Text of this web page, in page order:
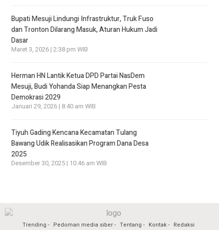
Bupati Mesuji Lindungi Infrastruktur, Truk Fuso
dan Tronton Dilarang Masuk, Aturan Hukum Jadi
Dasar
Maret 3, 2026 | 2:38 pm WIB
Herman HN Lantik Ketua DPD Partai NasDem
Mesuji, Budi Yohanda Siap Menangkan Pesta
Demokrasi 2029
Januari 29, 2026 | 8:40 am WIB
Tiyuh Gading Kencana Kecamatan Tulang
Bawang Udik Realisasikan Program Dana Desa
2025
Desember 30, 2025 | 10:46 am WIB
Trending Pedoman media siber Tentang Kontak Redaksi